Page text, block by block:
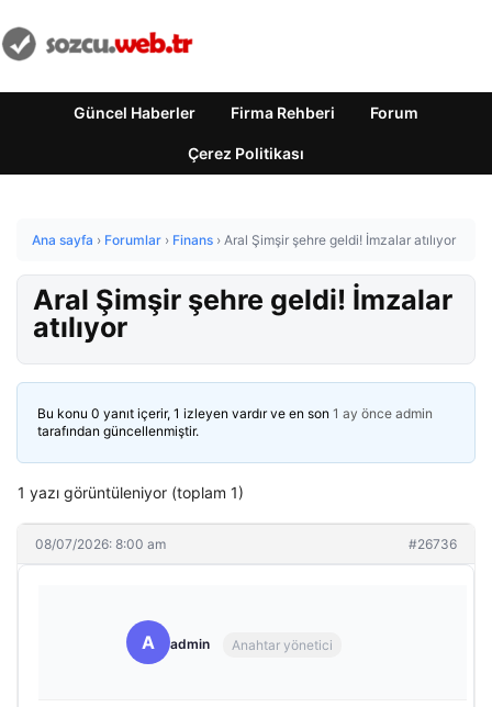
Güncel Haberler Firma Rehberi Forum
Çerez Politikası
Ana sayfa › Forumlar › Finans › Aral Şimşir şehre geldi! İmzalar atılıyor
Aral Şimşir şehre geldi! İmzalar
atılıyor
Bu konu 0 yanıt içerir, 1 izleyen vardır ve en son 1 ay önce admin
tarafından güncellenmiştir.
1 yazı görüntüleniyor (toplam 1)
08/07/2026: 8:00 am #26736
A admin Anahtar yönetici